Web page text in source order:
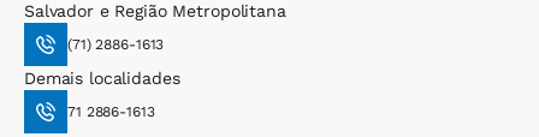
Salvador e Região Metropolitana
(71) 2886-1613
Demais localidades
71 2886-1613